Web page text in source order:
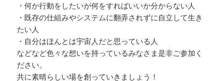
・何か行動をしたいが何をすればいいか分からない人
・既存の仕組みやシステムに翻弄されずに自立して生き
たい人
・自分はほんとは宇宙人だと思っている人
などなど色々な想いを持っているみなさま是非ご参加く
ださい。
共に素晴らしい場を創っていきましょう！